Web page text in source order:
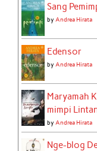
Sang
byAndrea Hirata
Edensor
byAndrea Hirata
Maryamah
mimpi
byAndrea Hirata
Nge-blog